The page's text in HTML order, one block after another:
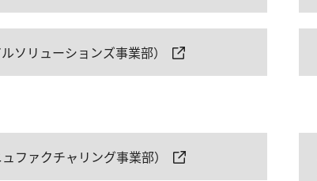
ソリューションズ事業部）
ファクチャリング事業部）